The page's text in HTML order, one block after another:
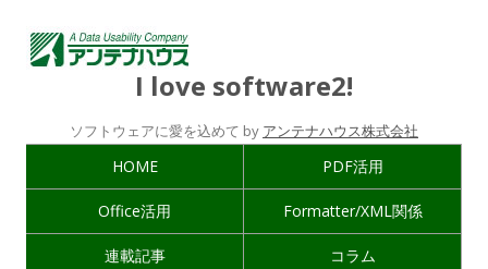
I love software2!
ソフトウェアに愛を込めて by アンテナハウス株式会社
HOME PDF活用
Office活用 Formatter/XML関係
連載記事 コラム